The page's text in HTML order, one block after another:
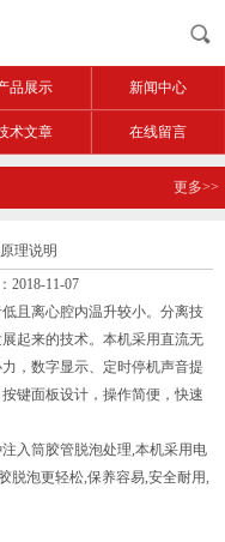
品展示 新闻中心
术文章 在线留言
更多>>
理说明
2018-11-07
且离心腔内温升较小。分离技
起来的技术。本机采用直流无
，数字显示、定时停机声音提
键面板设计，操作简便，快速
入筒胶管脱泡处理,本机采用电
脱泡更轻松,保养容易,安全耐用,